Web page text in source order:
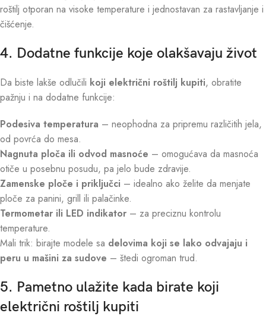
roštilj otporan na visoke temperature i jednostavan za rastavljanje i
čišćenje.
4. Dodatne funkcije koje olakšavaju život
Da biste lakše odlučili koji električni roštilj kupiti, obratite
pažnju i na dodatne funkcije:
Podesiva temperatura – neophodna za pripremu različitih jela,
od povrća do mesa.
Nagnuta ploča ili odvod masnoće – omogućava da masnoća
otiče u posebnu posudu, pa jelo bude zdravije.
Zamenske ploče i priključci – idealno ako želite da menjate
ploče za panini, grill ili palačinke.
Termometar ili LED indikator – za preciznu kontrolu
temperature.
Mali trik: birajte modele sa delovima koji se lako odvajaju i
peru u mašini za sudove – štedi ogroman trud.
5. Pametno ulažite kada birate koji
električni roštilj kupiti